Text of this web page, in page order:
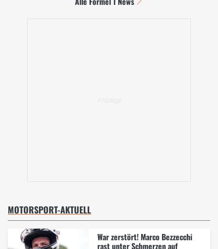
MOTORSPORT-AKTUELL
War zerstört! Marco Bezzecchi
rast unter Schmerzen auf